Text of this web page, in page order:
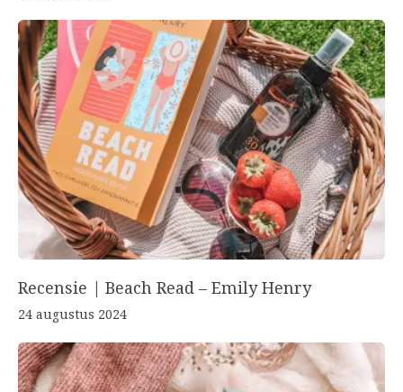
Recensie | Beach Read – Emily Henry
24 augustus 2024